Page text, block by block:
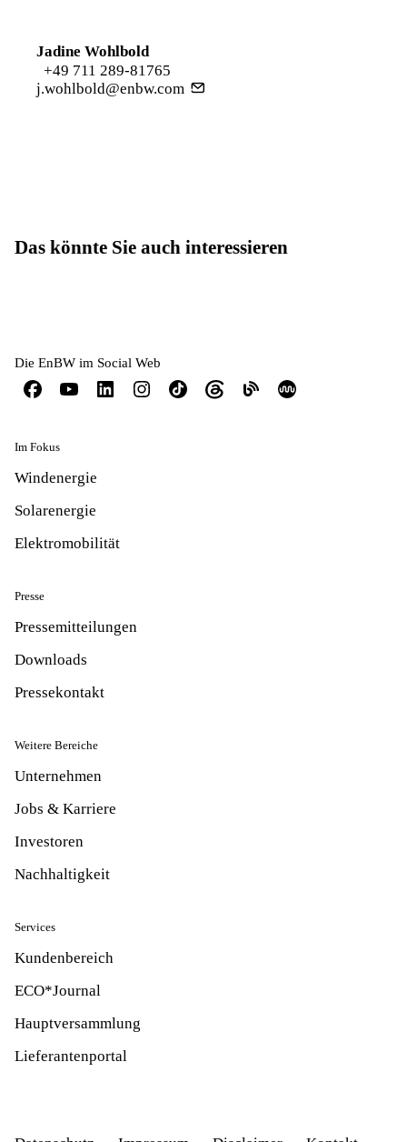
Jadine Wohlbold
+49 711 289-81765
j.wohlbold@enbw.com
Das könnte Sie auch interessieren
Die EnBW im Social Web
Im Fokus
Windenergie
Solarenergie
Elektromobilität
Presse
Pressemitteilungen
Downloads
Pressekontakt
Weitere Bereiche
Unternehmen
Jobs & Karriere
Investoren
Nachhaltigkeit
Services
Kundenbereich
ECO*Journal
Hauptversammlung
Lieferantenportal